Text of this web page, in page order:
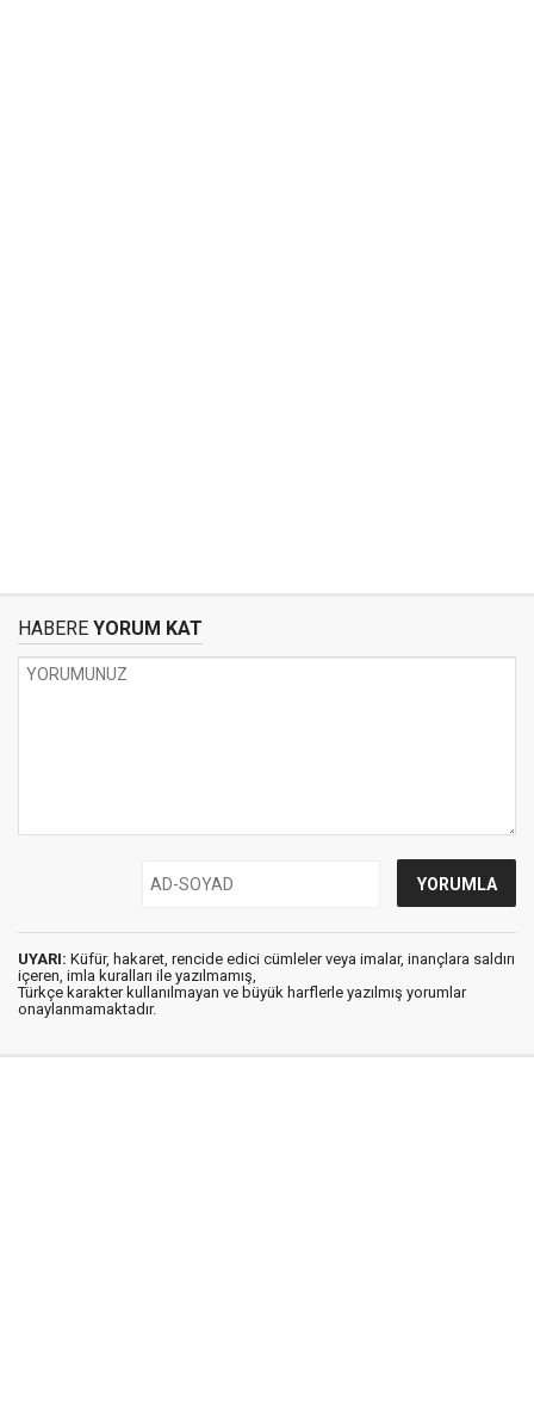
HABERE YORUM KAT
UYARI: Küfür, hakaret, rencide edici cümleler veya imalar, inançlara saldırı
içeren, imla kuralları ile yazılmamış,
Türkçe karakter kullanılmayan ve büyük harflerle yazılmış yorumlar
onaylanmamaktadır.